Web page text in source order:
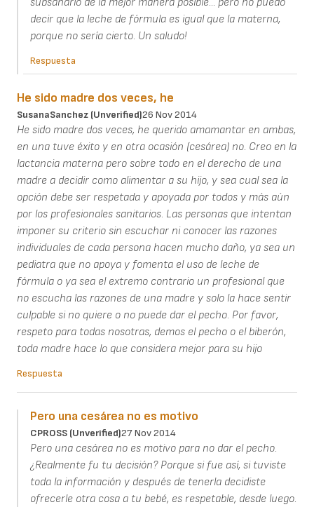
decir que la leche de fórmula es igual que la materna,
porque no sería cierto. Un saludo!
Respuesta
He sido madre dos veces, he
SusanaSanchez (unverified)26 Nov 2014
He sido madre dos veces, he querido amamantar en ambas,
en una tuve éxito y en otra ocasión (cesárea) no. Creo en la
lactancia materna pero sobre todo en el derecho de una
madre a decidir como alimentar a su hijo, y sea cual sea la
opción debe ser respetada y apoyada por todos y más aún
por los profesionales sanitarios. Las personas que intentan
imponer su criterio sin escuchar ni conocer las razones
individuales de cada persona hacen mucho daño, ya sea un
pediatra que no apoya y fomenta el uso de leche de
fórmula o ya sea el extremo contrario un profesional que
no escucha las razones de una madre y solo la hace sentir
culpable si no quiere o no puede dar el pecho. Por favor,
respeto para todas nosotras, demos el pecho o el biberón,
toda madre hace lo que considera mejor para su hijo
Respuesta
Pero una cesárea no es motivo
CPROSS (unverified)27 Nov 2014
Pero una cesárea no es motivo para no dar el pecho.
¿Realmente fu tu decisión? Porque si fue así, si tuviste
toda la información y después de tenerla decidiste
ofrecerle otra cosa a tu bebé, es respetable, desde luego.